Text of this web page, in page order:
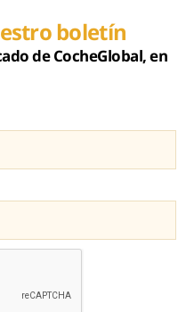
boletín
de CocheGlobal, en